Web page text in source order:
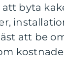
att byta
att be